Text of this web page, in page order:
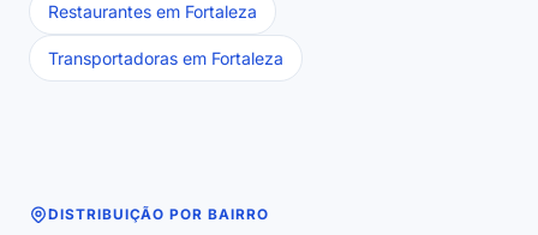
Restaurantes em Fortaleza
Transportadoras em Fortaleza
DISTRIBUIÇÃO POR BAIRRO